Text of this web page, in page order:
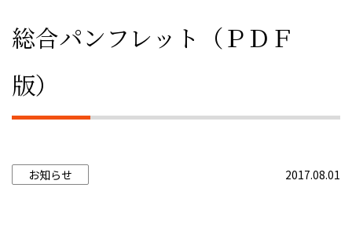
総合パンフレット（ＰＤＦ
版）
お知らせ 2017.08.01